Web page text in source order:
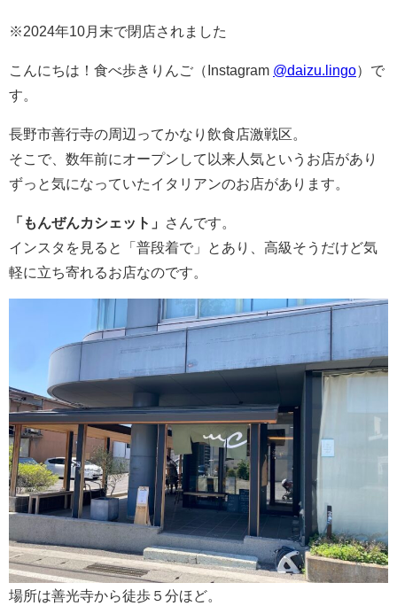
※2024年10月末で閉店されました
こんにちは！食べ歩きりんご（Instagram @daizu.lingo）で
す。
長野市善行寺の周辺ってかなり飲食店激戦区。
そこで、数年前にオープンして以来人気というお店があり
ずっと気になっていたイタリアンのお店があります。
「もんぜんカシェット」
さんです。
インスタを見ると「普段着で」とあり、高級そうだけど気
軽に立ち寄れるお店なのです。
場所は善光寺から徒歩５分ほど。